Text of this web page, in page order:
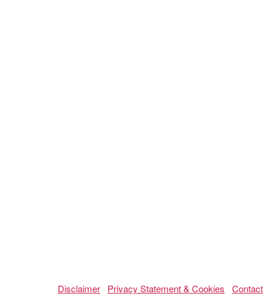
Disclaimer Privacy Statement & Cookies Contact